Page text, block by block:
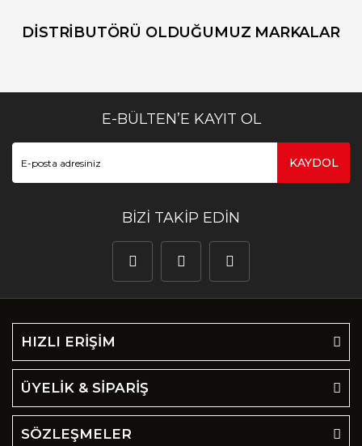
DİSTRİBUTÖRÜ OLDUĞUMUZ MARKALAR
E-BÜLTEN’E KAYIT OL
KAYDOL
BİZİ TAKİP EDİN
HIZLI ERİŞİM
ÜYELİK & SİPARİŞ
SÖZLEŞMELER